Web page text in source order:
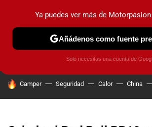
PRUEBAS COCHES ELÉCTRICOS
HOY SE HABLA DE
Camper Seguridad Calor China
Ya puedes ver más de
Añádenos como fuente
Solo necesitas una cuenta de